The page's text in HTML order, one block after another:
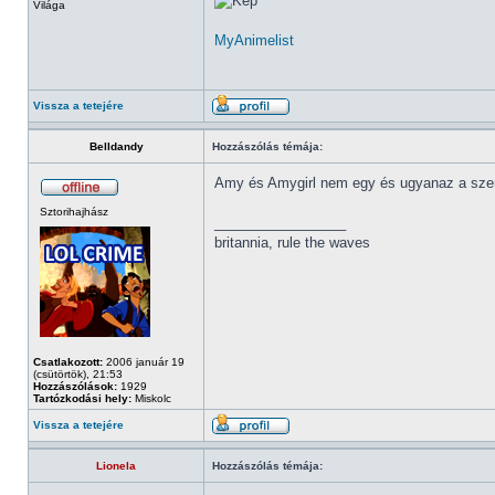
Világa
MyAnimelist
Vissza a tetejére
Belldandy Hozzászólás témája:
Sztorihajhász
Csatlakozott: 2006 január 19
(csütörtök), 21:53
Hozzászólások: 1929
Tartózkodási hely: Miskolc
Amy és Amygirl nem egy és ugyanaz a
britannia, rule the waves
Vissza a tetejére
Lionela Hozzászólás témája: